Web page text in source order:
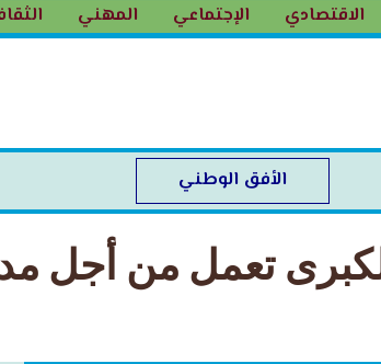
الاقتصادي الإجتماعي المهني
الأفق الوطني
تعمل من أجل